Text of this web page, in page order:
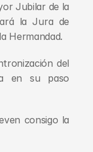
Jubilar de la
la Jura de
Hermandad.
del
en su paso
consigo la